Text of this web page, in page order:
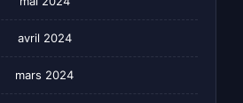
avril 2024
mars 2024